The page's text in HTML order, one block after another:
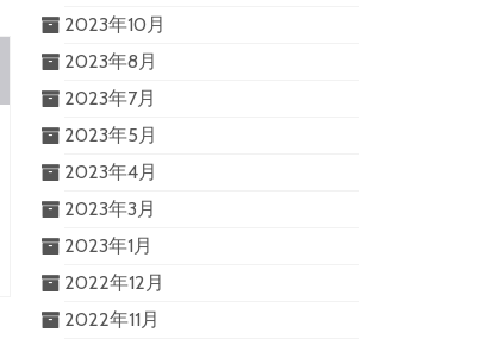
2023年10月
2023年8月
2023年7月
2023年5月
2023年4月
2023年3月
2023年1月
2022年12月
2022年11月